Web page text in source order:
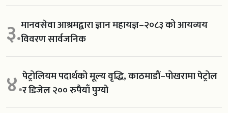
३.मानवसेवा आश्रमद्वारा ज्ञान महायज्ञ–२०८३ को आयव्यय
विवरण सार्वजनिक
४.पेट्रोलियम पदार्थको मूल्य वृद्धि, काठमाडौं–पोखरामा पेट्रोल
र डिजेल २०० रुपैयाँ पुग्यो